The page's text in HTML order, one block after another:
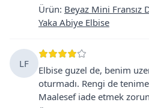
Ürün: Beyaz Mini Fransız
Yaka Abiye Elbise
LF
Elbise guzel de, benim
oturmadı. Rengi de
Maalesef iade etmek